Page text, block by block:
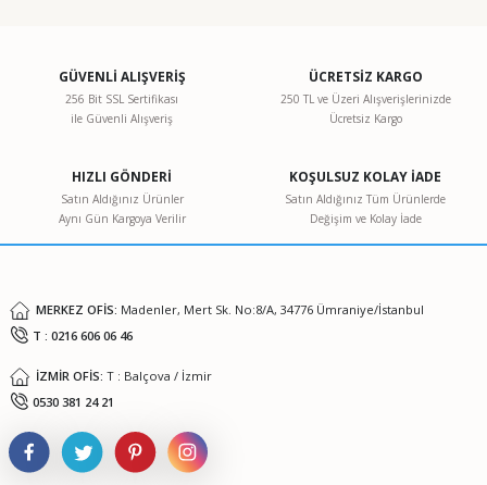
Görüş ve önerileriniz için teşekkür ederiz.
Ürün resmi kalitesiz, bozuk veya görüntülenemiyor.
Ürün bilgilerinde hatalar bulunuyor.
Ürün fiyatı diğer sitelerden daha pahalı.
GÜVENLİ ALIŞVERİŞ
256 Bit SSL Sertifikası
ile Güvenli Alışveriş
ÜCRETSİZ KARGO
250 TL ve Üzeri Alışverişlerinizde
Ücretsiz Kargo
HIZLI GÖNDERİ
Satın Aldığınız Ürünler
Aynı Gün Kargoya Verilir
KOŞULSUZ KOLAY İADE
Satın Aldığınız Tüm Ürünlerde
Değişim ve Kolay İade
MERKEZ OFİS: Madenler, Mert Sk. No:8/A, 34776 Ümraniye/İstanbul
T : 0216 606 06 46
İZMİR OFİS: T : Balçova / İzmir
0530 381 24 21